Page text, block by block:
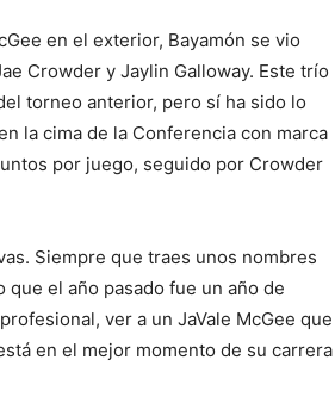
en el exterior, Bayamón se vio
Crowder y Jaylin Galloway. Este trío
torneo anterior, pero sí ha sido lo
la cima de la Conferencia con marca
por juego, seguido por Crowder
Siempre que traes unos nombres
el año pasado fue un año de
ver a un JaVale McGee que
en el mejor momento de su carrera